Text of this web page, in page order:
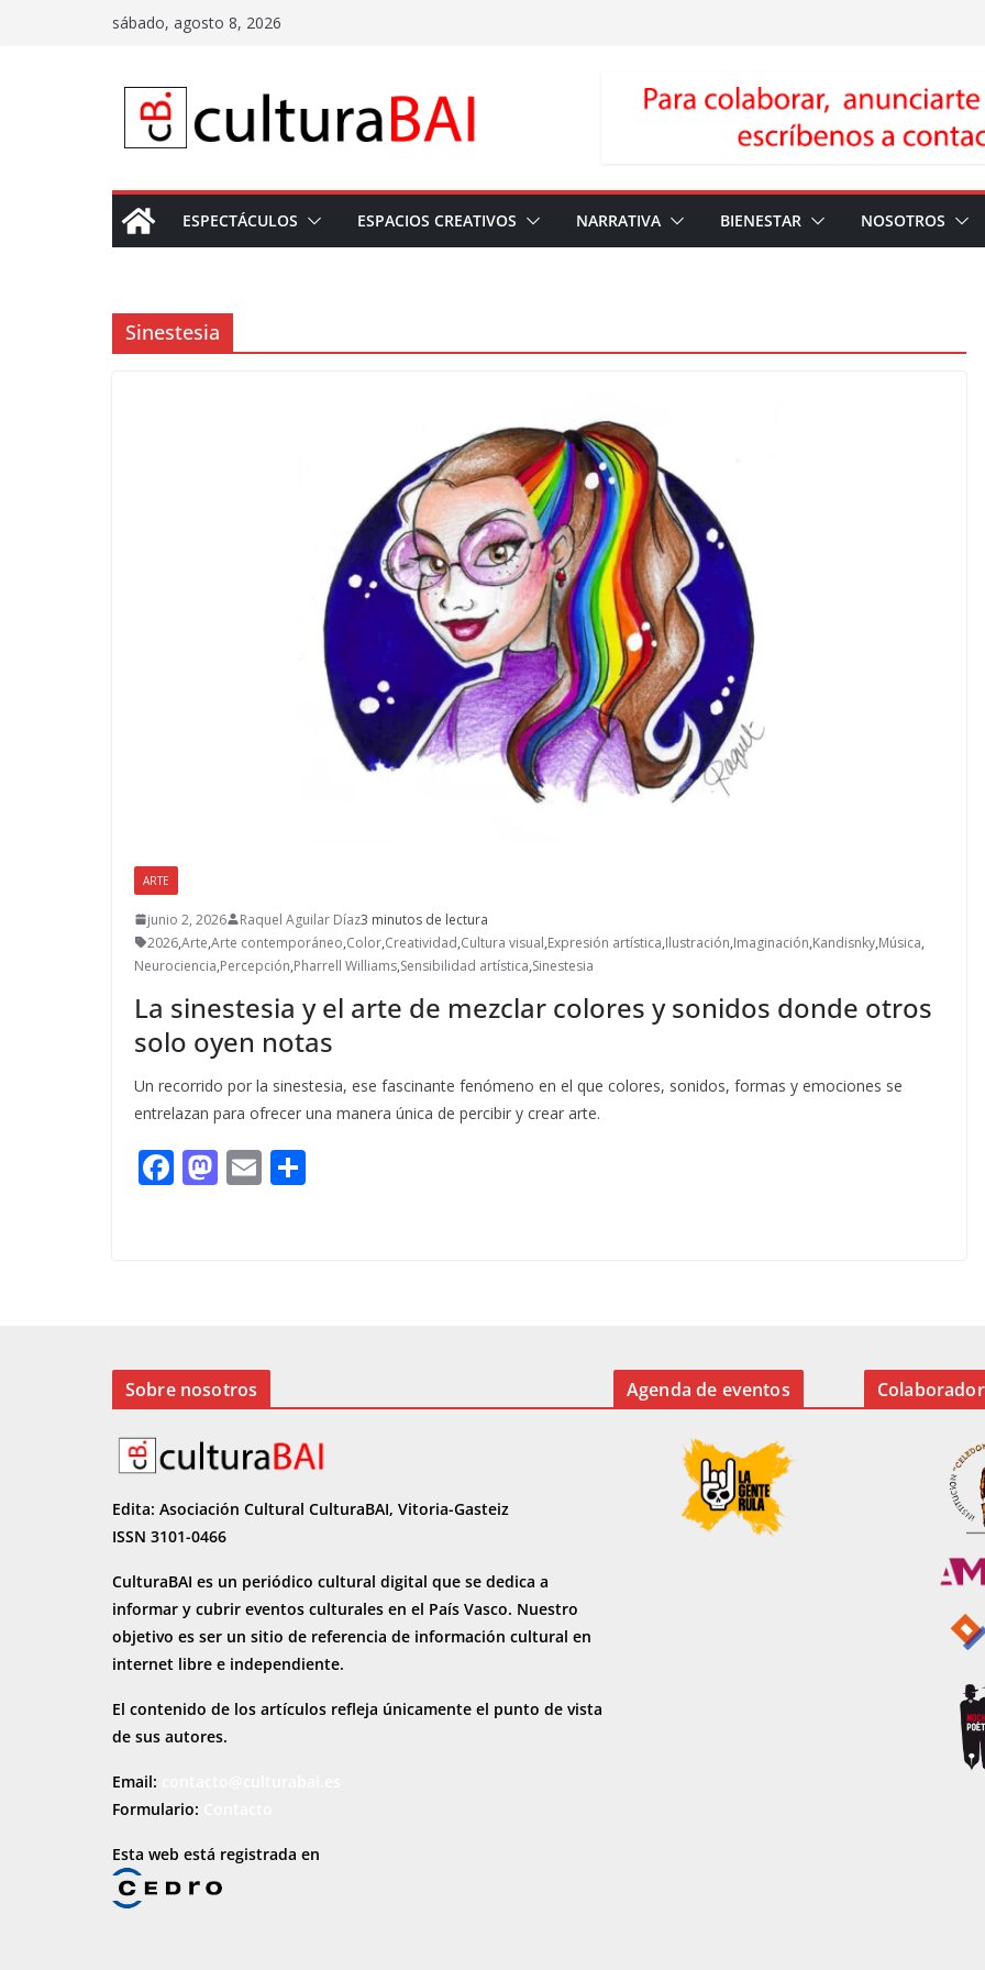
sábado, agosto 8, 2026
ESPECTÁCULOS ESPACIOS CREATIVOS NARRATIVA BIENESTAR NOSOTROS
Sinestesia
ARTE
junio 2, 2026 Raquel Aguilar Díaz3 minutos de lectura
2026,Arte,Arte contemporáneo,Color,Creatividad,Cultura visual,Expresión artística,Ilustración,Imaginación,Kandisnky,Música,
Neurociencia,Percepción,Pharrell Williams,Sensibilidad artística,Sinestesia
La sinestesia y el arte de mezclar colores y sonidos donde otros
solo oyen notas
Un recorrido por la sinestesia, ese fascinante fenómeno en el que colores, sonidos, formas y emociones se
entrelazan para ofrecer una manera única de percibir y crear arte.
F
k
M E
Sobre nosotros
Edita: Asociación Cultural CulturaBAI, Vitoria-Gasteiz
ISSN 3101-0466
CulturaBAI es un periódico cultural digital que se dedica a
informar y cubrir eventos culturales en el País Vasco. Nuestro
objetivo es ser un sitio de referencia de información cultural en
internet libre e independiente.
El contenido de los artículos refleja únicamente el punto de vista
de sus autores.
Email:
Formulario:
Esta web está registrada en
Agenda de eventos